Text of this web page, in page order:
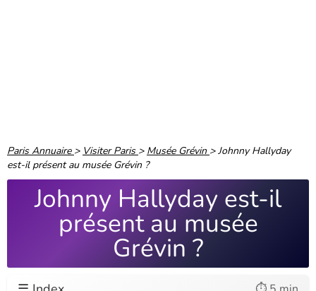
Paris Annuaire > Visiter Paris > Musée Grévin >Johnny Hallyday
est-il présent au musée Grévin ?
Johnny Hallyday est-il
présent au musée
Grévin ?